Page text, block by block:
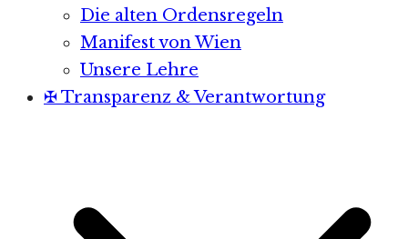
Die alten Ordensregeln
Manifest von Wien
Unsere Lehre
✠ Transparenz & Verantwortung